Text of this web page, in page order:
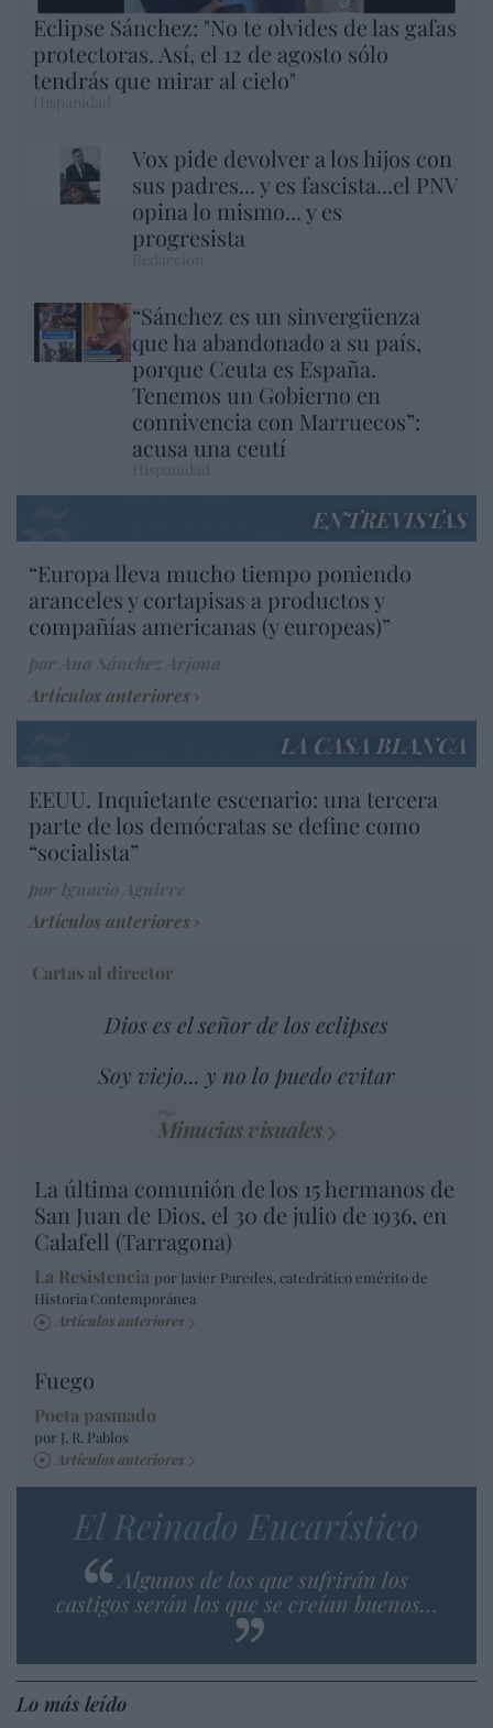
Eclipse Sánchez: "No te olvides de las gafas
protectoras. Así, el 12 de agosto sólo
tendrás que mirar al cielo"
Vox pide devolver a los hijos con
sus padres... y es fascista...el PNV
opina lo mismo... y es
progresista
“Sánchez es un sinvergüenza
que ha abandonado a su país,
porque Ceuta es España.
Tenemos un Gobierno en
connivencia con Marruecos”:
acusa una ceutí
ENTREVISTAS
“Europa lleva mucho tiempo poniendo
aranceles y cortapisas a productos y
compañías americanas (y europeas)”
Artículos anteriores
LA CASA BLANCA
EEUU. Inquietante escenario: una tercera
parte de los demócratas se define como
“socialista”
Artículos anteriores
Cartas al director
Dios es el señor de los eclipses
Soy viejo... y no lo puedo evitar
Minucias visuales
La última comunión de los 15 hermanos de
San Juan de Dios, el 30 de julio de 1936, en
Calafell (Tarragona)
La Resistencia por Javier Paredes, catedrático emérito de
Historia Contemporánea
Artículos anteriores
Fuego
Poeta pasmado
por J. R. Pablos
Artículos anteriores
El Reinado Eucarístico
Algunos de los que sufrirán los
castigos serán los que se creían buenos…
Lo más leído